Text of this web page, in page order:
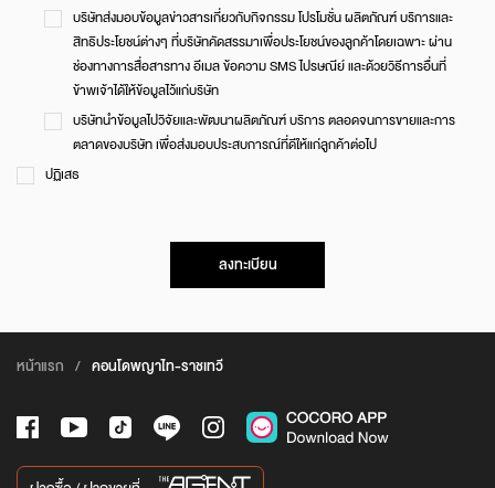
บริษัทส่งมอบข้อมูลข่าวสารเกี่ยวกับกิจกรรม โปรโมชั่น ผลิตภัณฑ์ บริการและ
สิทธิประโยชน์ต่างๆ ที่บริษัทคัดสรรมาเพื่อประโยชน์ของลูกค้าโดยเฉพาะ ผ่าน
ช่องทางการสื่อสารทาง อีเมล ข้อความ SMS ไปรษณีย์ และด้วยวิธีการอื่นที่
ข้าพเจ้าได้ให้ข้อมูลไว้แก่บริษัท
บริษัทนำข้อมูลไปวิจัยและพัฒนาผลิตภัณฑ์ บริการ ตลอดจนการขายและการ
ตลาดของบริษัท เพื่อส่งมอบประสบการณ์ที่ดีให้แก่ลูกค้าต่อไป
ปฏิเสธ
ลงทะเบียน
หน้าแรก / คอนโดพญาไท-ราชเทวี